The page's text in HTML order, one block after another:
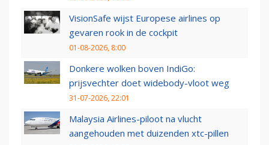
VisionSafe wijst Europese airlines op
gevaren rook in de cockpit
01-08-2026, 8:00
Donkere wolken boven IndiGo:
prijsvechter doet widebody-vloot weg
31-07-2026, 22:01
Malaysia Airlines-piloot na vlucht
aangehouden met duizenden xtc-pillen